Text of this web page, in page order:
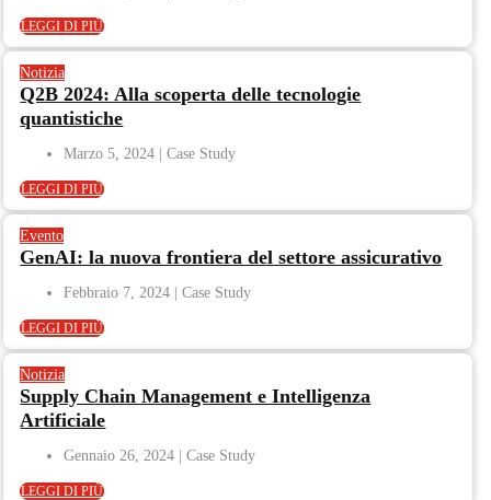
LEGGI DI PIÙ
Notizia
Q2B 2024: Alla scoperta delle tecnologie
quantistiche
Marzo 5, 2024
LEGGI DI PIÙ
Evento
GenAI: la nuova frontiera del settore assicurativo
Febbraio 7, 2024
LEGGI DI PIÙ
Notizia
Supply Chain Management e Intelligenza
Artificiale
Gennaio 26, 2024
LEGGI DI PIÙ